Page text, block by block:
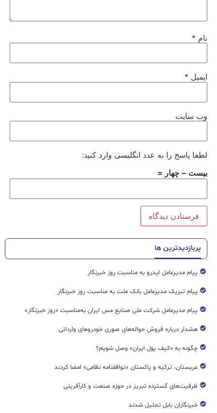
نام *
ایمیل *
وب‌ سایت
لطفا پاسخ را به عدد انگلیسی وارد کنید:
بیست − چهار =
پربازدیدترین ها
پیام مدیرعامل ایدرو به مناسبت روز خبرنگار
پیام تبریک مدیرعامل بانک ملت به مناسبت روز خبرنگار
پیام مدیرعامل شرکت ملی صنایع مس ایران به‌مناسبت «روز خبرنگار»
هشدار درباره فروش حواله‌های صوری خودروهای وارداتی
چگونه به «کیف پول ایران» وصل شویم؟
عربستان، ترکیه و پاکستان «توافقنامه نظامی» امضا کردند
ظرفیت‌های گسترده‌ تبریز در حوزه صنعت و کارآفرینی
خبرنگاران بابل تجلیل شدند